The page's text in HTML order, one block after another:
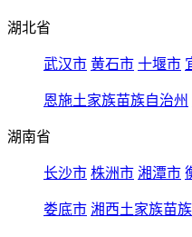
湖北省
武汉市 黄石市 十堰市
恩施土家族苗族自治州
湖南省
长沙市 株洲市 湘潭市
娄底市 湘西土家族苗